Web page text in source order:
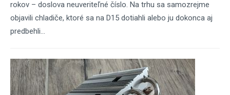
rokov – doslova neuveriteľné číslo. Na trhu sa samozrejme
objavili chladiče, ktoré sa na D15 dotiahli alebo ju dokonca aj
predbehli...